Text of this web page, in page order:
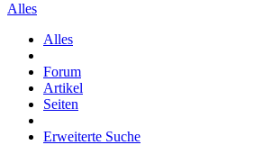
Alles
Alles
Forum
Artikel
Seiten
Erweiterte Suche